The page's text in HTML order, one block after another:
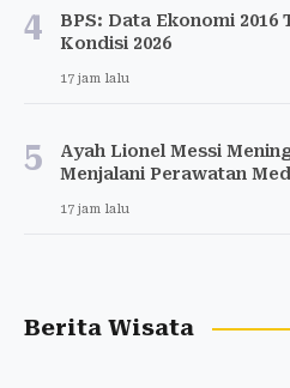
4
BPS: Data Ekonomi
Kondisi 2026
17 jam lalu
5
Ayah Lionel Messi
Menjalani Perawatan
17 jam lalu
Berita Wisata